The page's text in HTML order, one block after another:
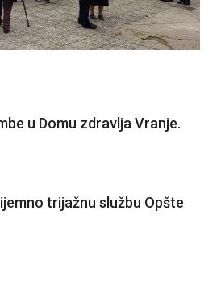
u Domu zdravlja Vranje.
trijažnu službu Opšte